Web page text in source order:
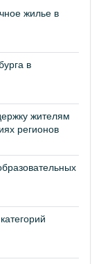
жилье в
в
жителям
регионов